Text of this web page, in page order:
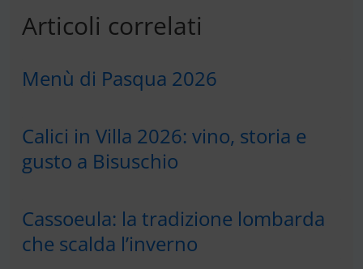
Articoli correlati
Menù di Pasqua 2026
Calici in Villa 2026: vino, storia e
gusto a Bisuschio
Cassoeula: la tradizione lombarda
che scalda l’inverno